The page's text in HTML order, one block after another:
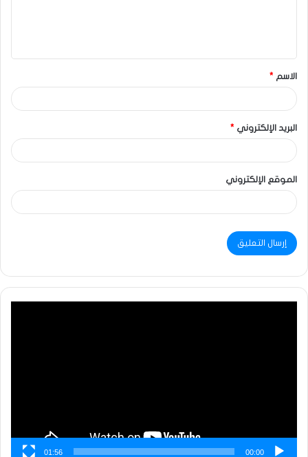
الاسم *
البريد الإلكتروني *
الموقع الإلكتروني
00:00
01:56